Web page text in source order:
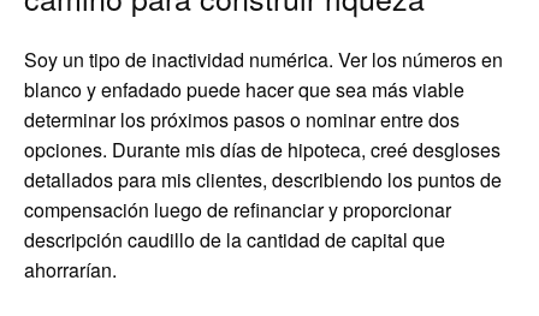
Soy un tipo de inactividad numérica. Ver los números en
blanco y enfadado puede hacer que sea más viable
determinar los próximos pasos o nominar entre dos
opciones. Durante mis días de hipoteca, creé desgloses
detallados para mis clientes, describiendo los puntos de
compensación luego de refinanciar y proporcionar
descripción caudillo de la cantidad de capital que
ahorrarían.